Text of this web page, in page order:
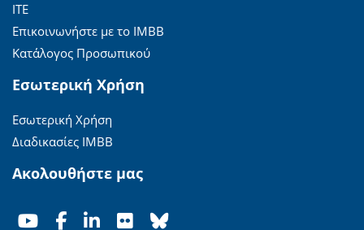
ΙΤΕ
Επικοινωνήστε με το ΙΜΒΒ
Κατάλογος Προσωπικού
Εσωτερική Χρήση
Εσωτερική Χρήση
Διαδικασίες ΙΜΒΒ
Ακολουθήστε μας